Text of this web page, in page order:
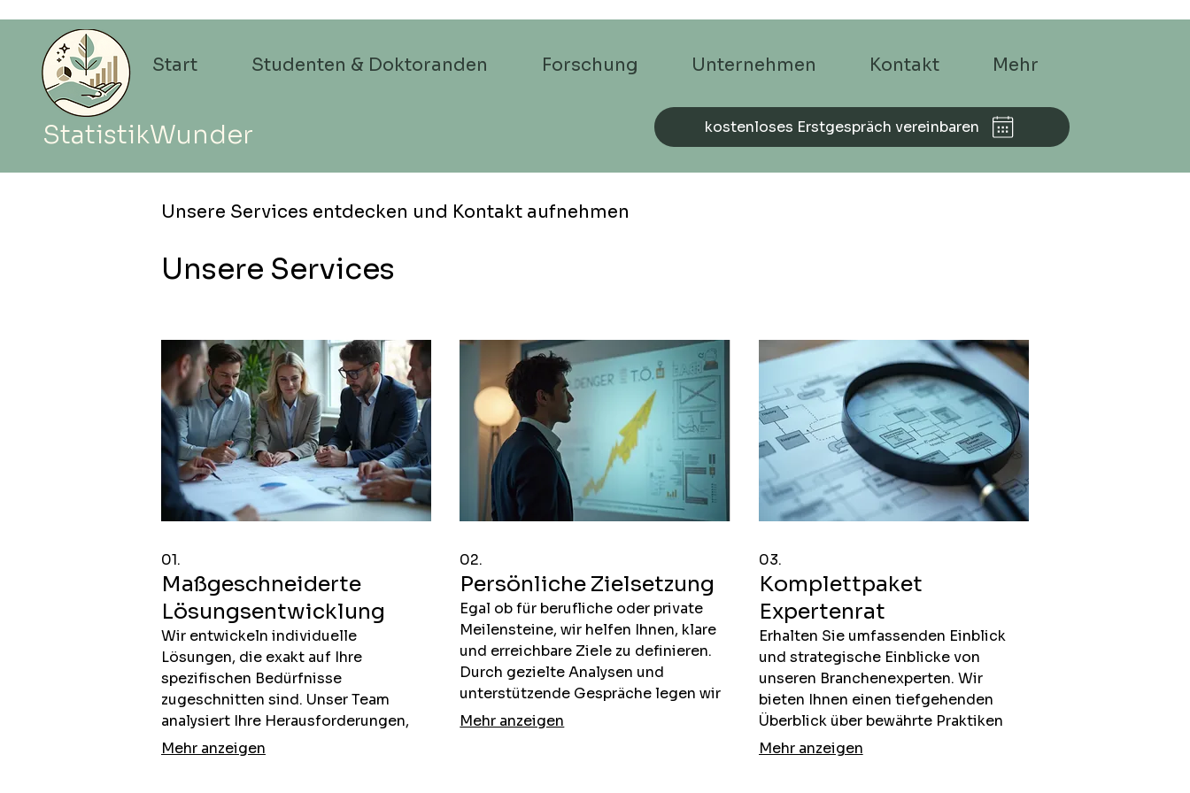
StatistikWunder kostenloses Erstgespräch vereinbaren
Start Studenten & Doktoranden Forschung Unternehmen Kontakt Mehr
Unsere Services entdecken und Kontakt aufnehmen
Unsere Services
01.
Maßgeschneiderte
Lösungsentwicklung
Wir entwickeln individuelle
Lösungen, die exakt auf Ihre
spezifischen Bedürfnisse
zugeschnitten sind. Unser Team
analysiert Ihre Herausforderungen,
um maßgeschneiderte Strategien
Mehr anzeigen
02.
Persönliche Zielsetzung
Egal ob für berufliche oder private
Meilensteine, wir helfen Ihnen, klare
und erreichbare Ziele zu definieren.
Durch gezielte Analysen und
unterstützende Gespräche legen wir
gemeinsam die Pfade fest, um Ihre
Mehr anzeigen
03.
Komplettpaket
Expertenrat
Erhalten Sie umfassenden Einblick
und strategische Einblicke von
unseren Branchenexperten. Wir
bieten Ihnen einen tiefgehenden
Überblick über bewährte Praktiken
und innovative Ansätze, um Ihre
Mehr anzeigen